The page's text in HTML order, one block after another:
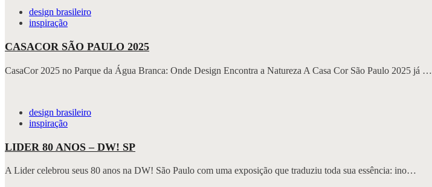
design brasileiro
inspiração
CASACOR SÃO PAULO 2025
CasaCor 2025 no Parque da Água Branca: Onde Design Encontra a Natureza A Casa Cor São Paulo 2025 já …
design brasileiro
inspiração
LIDER 80 ANOS – DW! SP
A Lider celebrou seus 80 anos na DW! São Paulo com uma exposição que traduziu toda sua essência: ino…